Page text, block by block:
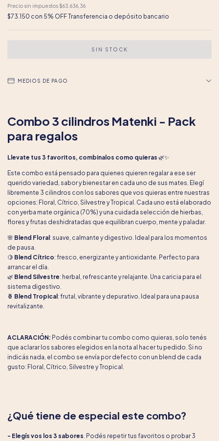
Precio sin impuestos $63.636,36
$73.150 con 5% OFF Transferencia o depósito bancario
MEDIOS DE PAGO
Combo 3 cilindros Matenki - Pack
para regalos
Llevate tus 3 favoritos, combinalos como quieras 🌿✨
Este combo está pensado para quienes quieren regalar a ese ser
querido variedad, sabor y bienestar en cada uno de sus mates. Elegí
libremente 3 cilindros con los sabores que vos quieras entre nuestras
opciones: Floral, Cítrico, Silvestre y Tropical. Cada uno está elaborado
con yerba mate orgánica (70%) y una cuidada selección de hierbas,
flores y frutas deshidratadas que equilibran cuerpo, mente y paladar.
🌸 Blend Floral : suave, calmante y digestivo. Ideal para los momentos
de pausa.
🍋 Blend Cítrico: fresco, energizante y antioxidante. Perfecto para
arrancar el día.
🌿 Blend Silvestre: herbal, refrescante y relajante. Una caricia para el
sistema digestivo.
🍍 Blend Tropical : frutal, vibrante y depurativo. Ideal para una pausa
revitalizante.
ACLARACIÓN: Podés combinar tu combo como quieras, solo tenés
que aclarar los sabores elegidos en la nota al hacer tu pedido. Si no
indicás nada, el combo se envía por defecto con un blend de cada
gusto: Floral, Cítrico, Silvestre y Tropical.
¿Qué tiene de especial este combo?
- Elegís vos los 3 sabores. Podés repetir tus favoritos o probar 3